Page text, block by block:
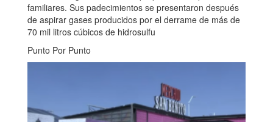
familiares. Sus padecimientos se presentaron después
de aspirar gases producidos por el derrame de más de
70 mil litros cúbicos de hidrosulfu
Punto Por Punto